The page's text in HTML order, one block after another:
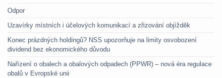
Odpor
Uzavírky místních i účelových komunikací a zřizování objížděk
Konec prázdných holdingů? NSS upozorňuje na limity osvobození
dividend bez ekonomického důvodu
Nařízení o obalech a obalových odpadech (PPWR) – nová éra regulace
obalů v Evropské unii